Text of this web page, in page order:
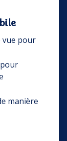
vue pour
manière